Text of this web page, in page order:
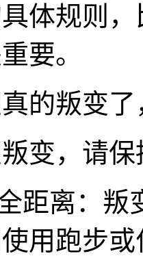
体规则
要。
的叛变
变，请
距离：
用跑步